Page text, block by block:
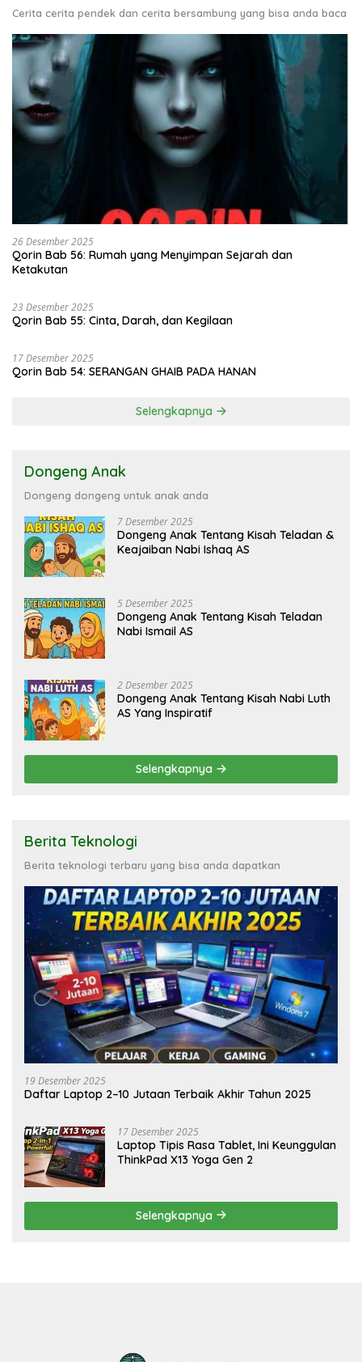
Cerita cerita pendek dan cerita bersambung yang bisa anda baca
26 Desember 2025
Qorin Bab 56: Rumah yang Menyimpan Sejarah dan
Ketakutan
23 Desember 2025
Qorin Bab 55: Cinta, Darah, dan Kegilaan
17 Desember 2025
Qorin Bab 54: SERANGAN GHAIB PADA HANAN
Selengkapnya
Dongeng Anak
Dongeng dongeng untuk anak anda
7 Desember 2025
Dongeng Anak Tentang Kisah Teladan &
Keajaiban Nabi Ishaq AS
5 Desember 2025
Dongeng Anak Tentang Kisah Teladan
Nabi Ismail AS
2 Desember 2025
Dongeng Anak Tentang Kisah Nabi Luth
AS Yang Inspiratif
Selengkapnya
Berita Teknologi
Berita teknologi terbaru yang bisa anda dapatkan
19 Desember 2025
Daftar Laptop 2–10 Jutaan Terbaik Akhir Tahun 2025
17 Desember 2025
Laptop Tipis Rasa Tablet, Ini Keunggulan
ThinkPad X13 Yoga Gen 2
Selengkapnya